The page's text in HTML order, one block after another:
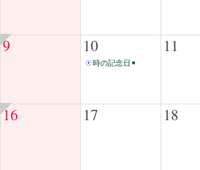
9 10
時の記念日
11
16 17 18